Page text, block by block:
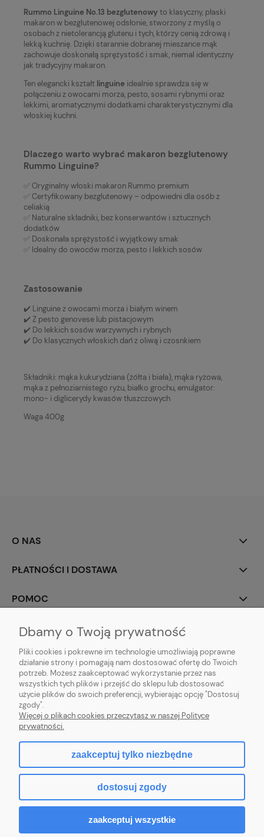
Rummo Linguine No.13 bezglutenowy to klasyczny, płaski
makaron w bezglutenowej odsłonie, stworzony z myślą o
osobach z nietolerancją glutenu i tych, którzy cenią zdrową i
lekką kuchnię. Dzięki starannie dobranej mieszance mąk
zachowuje doskonałą sprężystość i smak, niemal identyczny
jak tradycyjny makaron.
Ten elegancki kształt linguine idealnie sprawdza się w
połączeniu z owocami morza, pesto, sosami rybnymi oraz
lekkimi, aromatycznymi dodatkami charakterystycznymi dla
włoskiej kuchni.
Dlaczego warto wybrać makaron bezglutenowy
Rummo Linguine?
✅ Oryginalny włoski makaron Rummo premium
✅ Certyfikowany bezglutenowy – odpowiedni dla osób z
celiakią
✅ Naturalne składniki, bez konserwantów i sztucznych
dodatków
✅ Doskonała sprężystość i wyjątkowy smak
✅ Idealny do owoców morza, pesto i lekkich sosów
Zastosowanie
✔️ Linguine z owocami morza i białym winem
✔️ Z pesto genovese lub pistacjowym
✔️ Do lekkich sosów warzywnych i rybnych
✔️ Do klasycznych włoskich dań z oliwą i czosnkiem
Składniki: mąka kukurydziana (żółta i biała), mąka ryżowa,
mąka z pełnoziarnistego ryżu, białko grochu, emulgator:
mono- i diglicerydy kwasów tłuszczowych
Waga 400g
O NAS
PŁATNOŚCI I DOSTAWA
POMOC
MOJE KONTO
Sklep internetowy Shoper.pl
Dbamy o Twoją prywatność
Pliki cookies i pokrewne im technologie umożliwiają poprawne
działanie strony i pomagają nam dostosować ofertę do Twoich
potrzeb. Możesz zaakceptować wykorzystanie przez nas
wszystkich tych plików i przejść do sklepu lub dostosować
użycie plików do swoich preferencji, wybierając opcję "Dostosuj
zgody".
Więcej o plikach cookies przeczytasz w naszej Polityce
prywatności.
zaakceptuj tylko niezbędne
dostosuj zgody
zaakceptuj wszystkie